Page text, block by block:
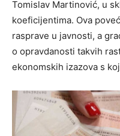
Tomislav Martinović, u
koeficijentima. Ova
rasprave u javnosti, a
o opravdanosti takvih
ekonomskih izazova s